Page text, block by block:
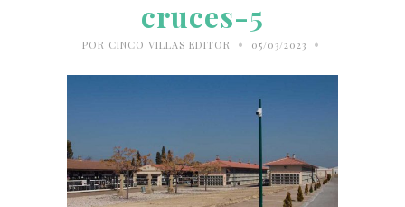
cruces-5
POR CINCO VILLAS EDITOR • 05/03/2023 •